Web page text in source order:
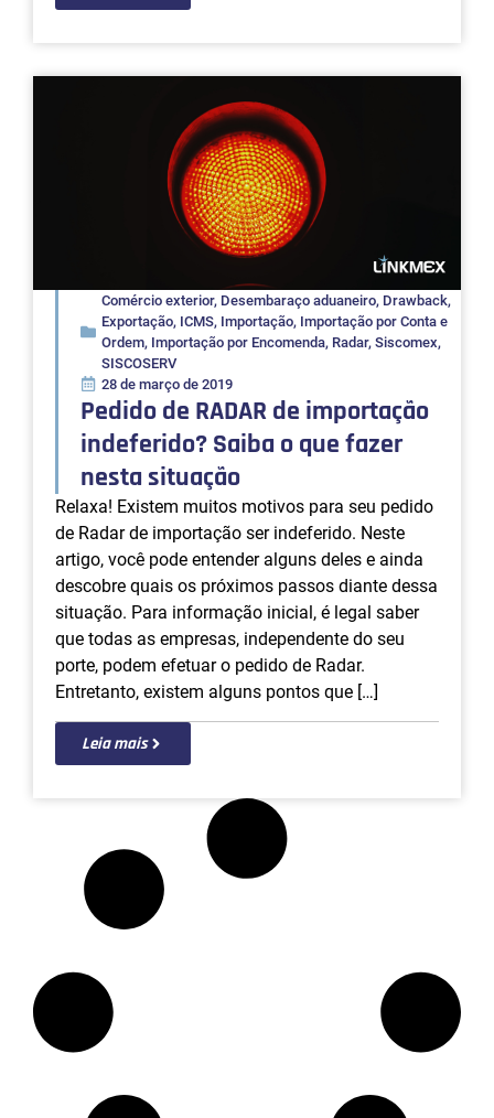
Comércio exterior, Desembaraço aduaneiro, Drawback,
Exportação, ICMS, Importação, Importação por Conta e
Ordem, Importação por Encomenda, Radar, Siscomex,
SISCOSERV
28 de março de 2019
Pedido de RADAR de importação
indeferido? Saiba o que fazer
nesta situação
Relaxa! Existem muitos motivos para seu pedido
de Radar de importação ser indeferido. Neste
artigo, você pode entender alguns deles e ainda
descobre quais os próximos passos diante dessa
situação. Para informação inicial, é legal saber
que todas as empresas, independente do seu
porte, podem efetuar o pedido de Radar.
Entretanto, existem alguns pontos que […]
Leia mais